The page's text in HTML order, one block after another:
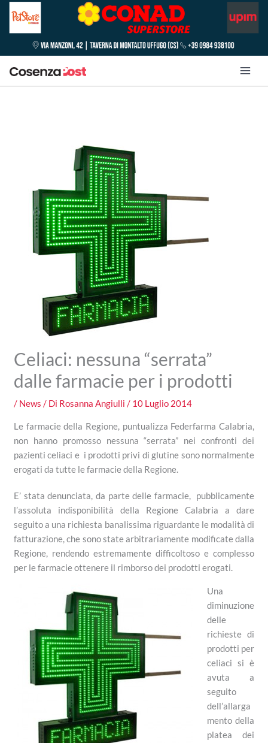
Celiaci: nessuna “serrata”
dalle farmacie per i prodotti
/ News / Di Rosanna Angiulli/ 10 Luglio 2014
Le farmacie della Regione, puntualizza Federfarma Calabria,
non hanno promosso nessuna “serrata” nei confronti dei
pazienti celiaci e i prodotti privi di glutine sono normalmente
erogati da tutte le farmacie della Regione.
E’ stata denunciata, da parte delle farmacie, pubblicamente
l’assoluta indisponibilità della Regione Calabria a dare
seguito a una richiesta banalissima riguardante le modalità di
fatturazione, che sono state arbitrariamente modificate dalla
Regione, rendendo estremamente difficoltoso e complesso
per le farmacie ottenere il rimborso dei prodotti erogati.
Una
diminuzione
delle
richieste di
prodotti per
celiaci si è
avuta a
seguito
dell’allarga
mento della
platea dei